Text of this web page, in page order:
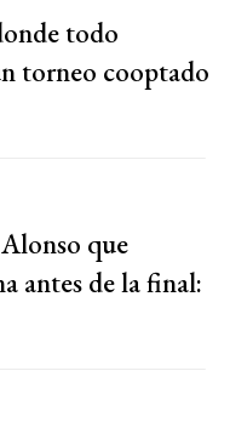
todo
torneo cooptado
que
antes de la final: